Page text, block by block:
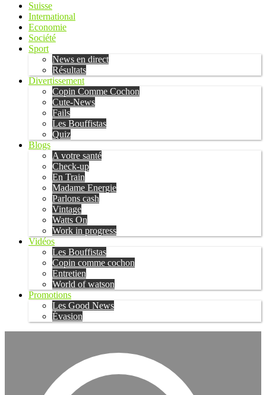
Suisse
International
Economie
Société
Sport
News en direct
Résultats
Divertissement
Copin Comme Cochon
Cute-News
Fails
Les Bouffistas
Quiz
Blogs
A votre santé
Check-up
En Train
Madame Energie
Parlons cash
Vintage
Watts On
Work in progress
Vidéos
Les Bouffistas
Copin comme cochon
Entretien
World of watson
Promotions
Les Good News
Évasion